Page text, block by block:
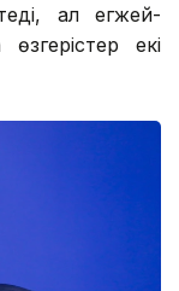
ал егжей-
екі